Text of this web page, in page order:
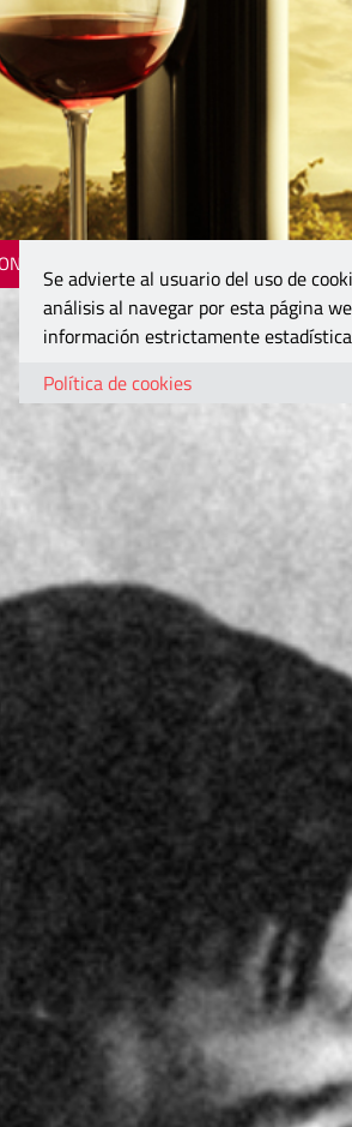
Se advierte al usuario del uso de
análisis al navegar por esta página
información estrictamente
Política de cookies